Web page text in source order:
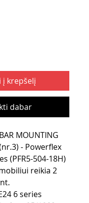
į krepšelį
dabar
MOUNTING
- Powerflex
(PFR5-504-18H)
reikia 2
6 series